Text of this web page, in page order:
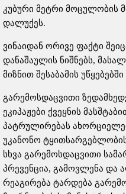
კუბური მეტრი მოცულობის
დალუქეს.
ვინაიდან ორივე ფაქტი
დანაშაულის ნიშნებს,
მიზნით შესაბამის
გარემოსდაცვითი
ეკიპაჟები ქვეყნის
პატრულირებას
უკანონო
სხვა გარემოსდაცვითი
პრევენცია, გამოვლენა და
რეაგირება ტარდება